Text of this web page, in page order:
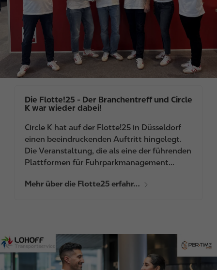
Die Flotte!25 - Der Branchentreff und Circle
K war wieder dabei!
Circle K hat auf der Flotte!25 in Düsseldorf
einen beeindruckenden Auftritt hingelegt.
Die Veranstaltung, die als eine der führenden
Plattformen für Fuhrparkmanagement...
Mehr über die Flotte25 erfahr…
I
m